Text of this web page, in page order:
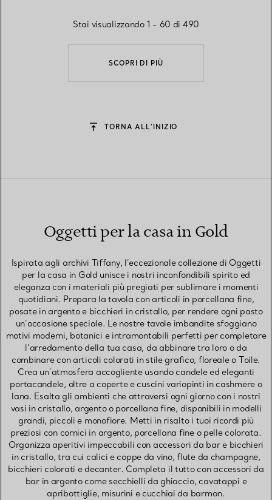
SCOPRI DI PIÙ
Stai visualizzando 1 - 60 di 490
TORNA ALL’INIZIO
Oggetti per la casa in Gold
Ispirata agli archivi Tiffany, l’eccezionale collezione di Oggetti
per la casa in Gold unisce i nostri inconfondibili spirito ed
eleganza con i materiali più pregiati per sublimare i momenti
quotidiani. Prepara la tavola con articoli in porcellana fine,
posate in argento e bicchieri in cristallo, per rendere ogni pasto
un’occasione speciale. Le nostre tavole imbandite sfoggiano
motivi moderni, botanici e intramontabili perfetti per completare
l’arredamento della tua casa, da abbinare tra loro o da
combinare con articoli colorati in stile grafico, floreale o Toile.
Crea un’atmosfera accogliente usando candele ed eleganti
portacandele, oltre a coperte e cuscini variopinti in cashmere o
lana. Esalta gli ambienti che attraversi ogni giorno con i nostri
vasi in cristallo, argento o porcellana fine, disponibili in modelli
grandi, piccoli e monofiore. Metti in risalto i tuoi ricordi più
preziosi con cornici in argento, porcellana fine o pelle colorata.
Organizza aperitivi impeccabili con accessori da bar e bicchieri
in cristallo, tra cui calici e coppe da vino, flute da champagne,
bicchieri colorati e decanter. Completa il tutto con accessori da
bar in argento come secchielli da ghiaccio, cavatappi e
apribottiglie, misurini e cucchiai da barman.